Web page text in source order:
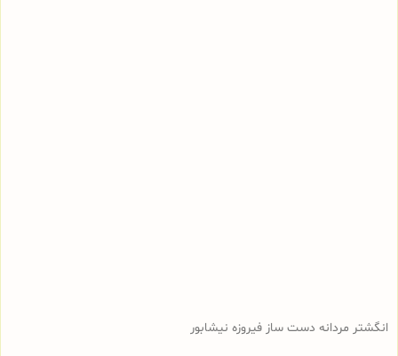
انگشتر مردانه دست ساز فیروزه نیشابور